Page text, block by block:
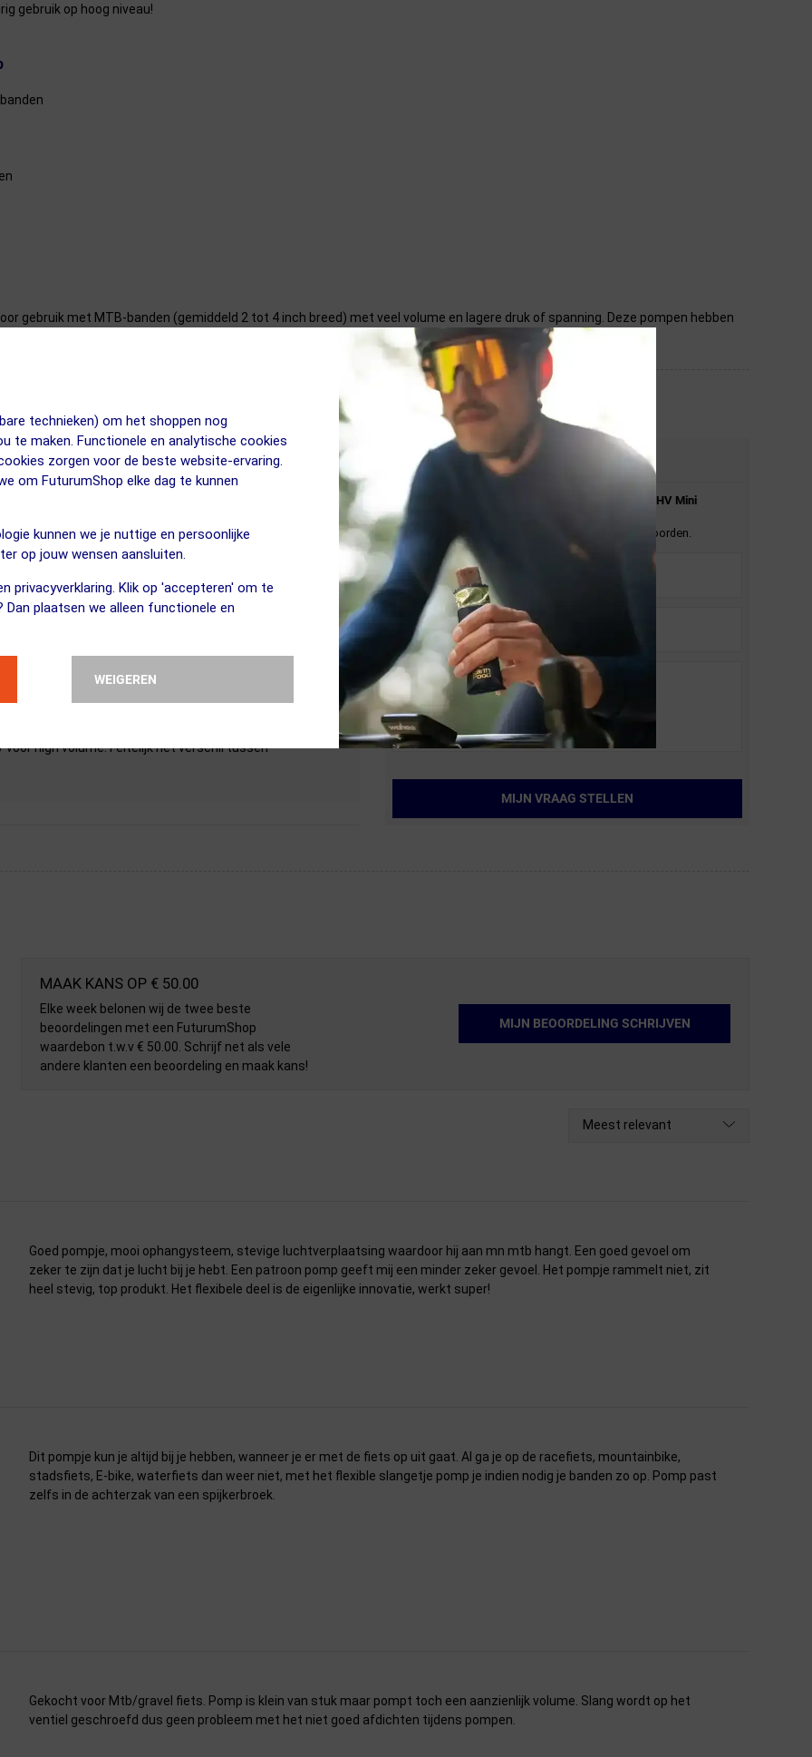
technieken) om het shoppen nog
te maken. Functionele en analytische cookies
zorgen voor de beste website-ervaring.
om FuturumShop elke dag te kunnen
kunnen we je nuttige en persoonlijke
op jouw wensen aansluiten.
privacyverklaring. Klik op 'accepteren' om te
Dan plaatsen we alleen functionele en
WEIGEREN
gebruik op hoog niveau!
gebruik met MTB-banden (gemiddeld 2 tot 4 inch breed) met veel volume en lagere druk of spanning. Deze pompen hebben
grotere cilinders dan die van HP pompen.
ZWART en de HV variant? qua grootte en gewicht zijn ze
voor high volume. Feitelijk het verschil tussen
STEL JE VRAAG
Pocket Drive HV Mini
En wij zullen je zo spoedig mogelijk antwoorden.
MIJN VRAAG STELLEN
MAAK KANS OP € 50.00
Elke week belonen wij de twee beste
beoordelingen met een FuturumShop
waardebon t.w.v € 50.00. Schrijf net als vele
andere klanten een beoordeling en maak kans!
MIJN BEOORDELING SCHRIJVEN
Meest relevant
Goed pompje, mooi ophangysteem, stevige luchtverplaatsing waardoor hij aan mn mtb hangt. Een goed gevoel om
zeker te zijn dat je lucht bij je hebt. Een patroon pomp geeft mij een minder zeker gevoel. Het pompje rammelt niet, zit
heel stevig, top produkt. Het flexibele deel is de eigenlijke innovatie, werkt super!
Dit pompje kun je altijd bij je hebben, wanneer je er met de fiets op uit gaat. Al ga je op de racefiets, mountainbike,
stadsfiets, E-bike, waterfiets dan weer niet, met het flexible slangetje pomp je indien nodig je banden zo op. Pomp past
zelfs in de achterzak van een spijkerbroek.
Gekocht voor Mtb/gravel fiets. Pomp is klein van stuk maar pompt toch een aanzienlijk volume. Slang wordt op het
ventiel geschroefd dus geen probleem met het niet goed afdichten tijdens pompen.